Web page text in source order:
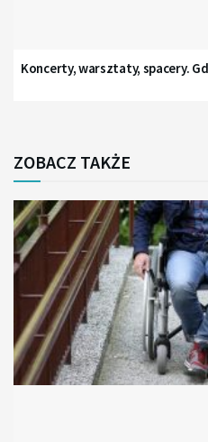
Koncerty, warsztaty, spacery.
ZOBACZ TAKŻE